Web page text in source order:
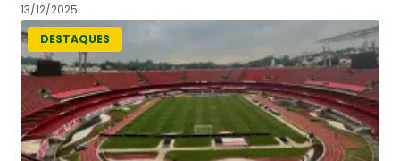
13/12/2025
DESTAQUES